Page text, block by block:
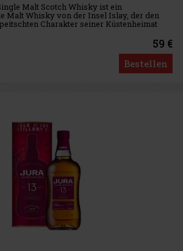
Malt Scotch Whisky ist ein
Malt Whisky von der Insel Islay, der den
Charakter seiner Küstenheimat
sich an Liebhaber torfiger Whiskys, die
59 €
Bestellen